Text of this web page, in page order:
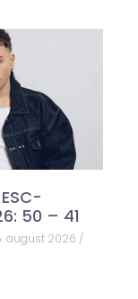
50 – 41
august 2026